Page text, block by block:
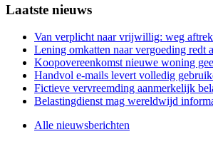
Primary
Sidebar
Laatste nieuws
Van verplicht naar vrijwillig: weg
Lening omkatten naar vergoeding redt
Koopovereenkomst nieuwe woning
Handvol e-mails levert volledig
Fictieve vervreemding aanmerkelijk
Belastingdienst mag wereldwijd
Alle nieuwsberichten